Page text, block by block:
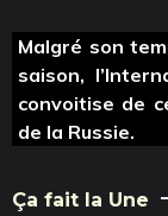
Malgré son
saison,
convoitise de
de la Russie.
Ça fait la Une